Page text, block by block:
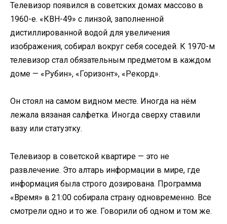
Телевизор появился в советских домах массово в
1960-е. «КВН-49» с линзой, заполненной
дистиллированной водой для увеличения
изображения, собирал вокруг себя соседей. К 1970-м
телевизор стал обязательным предметом в каждом
доме — «Рубин», «Горизонт», «Рекорд».
Он стоял на самом видном месте. Иногда на нём
лежала вязаная салфетка. Иногда сверху ставили
вазу или статуэтку.
Телевизор в советской квартире — это не
развлечение. Это алтарь информации в мире, где
информация была строго дозирована. Программа
«Время» в 21:00 собирала страну одновременно. Все
смотрели одно и то же. Говорили об одном и том же.